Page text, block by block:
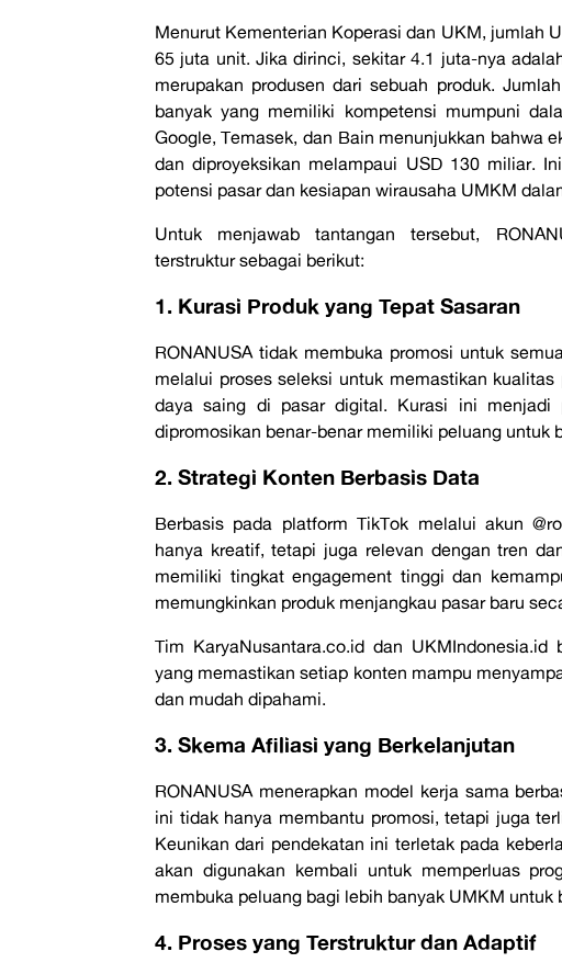
Menurut Kementerian Koperasi dan UKM, jumlah
65 juta unit. Jika dirinci, sekitar 4.1 juta-nya
merupakan produsen dari sebuah produk.
banyak yang memiliki kompetensi mumpuni
Google, Temasek, dan Bain menunjukkan bahwa
dan diproyeksikan melampaui USD 130 miliar.
potensi pasar dan kesiapan wirausaha UMKM
Untuk menjawab tantangan tersebut,
terstruktur sebagai berikut:
1. Kurasi Produk yang Tepat Sasaran
RONANUSA tidak membuka promosi untuk
melalui proses seleksi untuk memastikan
daya saing di pasar digital. Kurasi ini menjadi
dipromosikan benar-benar memiliki peluang untuk
2. Strategi Konten Berbasis Data
Berbasis pada platform TikTok melalui akun
hanya kreatif, tetapi juga relevan dengan tren
memiliki tingkat engagement tinggi dan
memungkinkan produk menjangkau pasar baru
Tim KaryaNusantara.co.id dan
yang memastikan setiap konten mampu
dan mudah dipahami.
3. Skema Afiliasi yang Berkelanjutan
RONANUSA menerapkan model kerja sama
ini tidak hanya membantu promosi, tetapi juga
Keunikan dari pendekatan ini terletak pada
akan digunakan kembali untuk memperluas
membuka peluang bagi lebih banyak UMKM untuk
4. Proses yang Terstruktur dan Adaptif